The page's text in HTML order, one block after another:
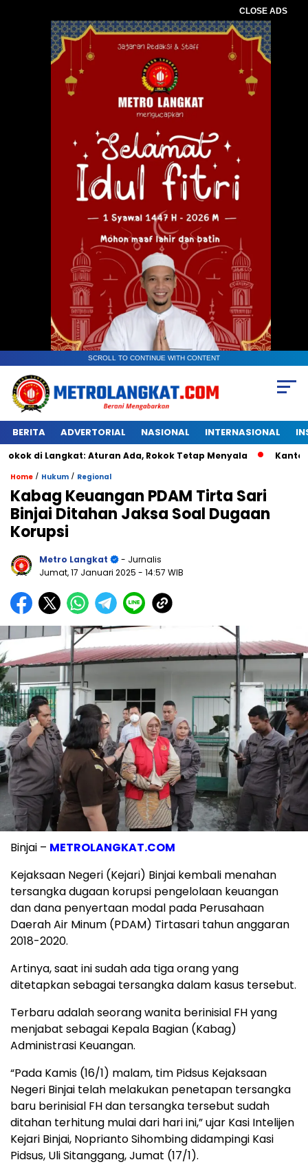
CLOSE ADS
SCROLL TO CONTINUE WITH CONTENT
BERITA ADVERTORIAL NASIONAL INTERNASIONAL
Aturan Ada, Rokok Tetap Menyala Kantongan
Home / Hukum / Regional
Kabag Keuangan PDAM Tirta Sari
Binjai Ditahan Jaksa Soal Dugaan
Korupsi
Metro Langkat
- Jurnalis
Jumat, 17 Januari 2025 - 14:57 WIB
Binjai – METROLANGKAT.COM
Kejaksaan Negeri (Kejari) Binjai kembali menahan
tersangka dugaan korupsi pengelolaan keuangan
dan dana penyertaan modal pada Perusahaan
Daerah Air Minum (PDAM) Tirtasari tahun anggaran
2018-2020.
Artinya, saat ini sudah ada tiga orang yang
ditetapkan sebagai tersangka dalam kasus tersebut.
Terbaru adalah seorang wanita berinisial FH yang
menjabat sebagai Kepala Bagian (Kabag)
Administrasi Keuangan.
“Pada Kamis (16/1) malam, tim Pidsus Kejaksaan
Negeri Binjai telah melakukan penetapan tersangka
baru berinisial FH dan tersangka tersebut sudah
ditahan terhitung mulai dari hari ini,” ujar Kasi Intelijen
Kejari Binjai, Noprianto Sihombing didampingi Kasi
Pidsus, Uli Sitanggang, Jumat (17/1).